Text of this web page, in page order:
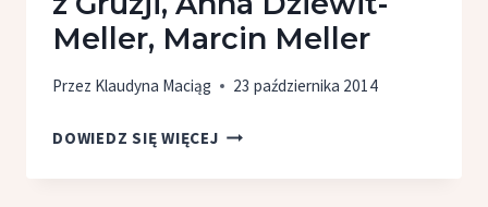
Meller, Marcin Meller
Przez Klaudyna Maciąg 23 października 2014
DOWIEDZ SIĘ WIĘCEJGAUMARDŻOS!